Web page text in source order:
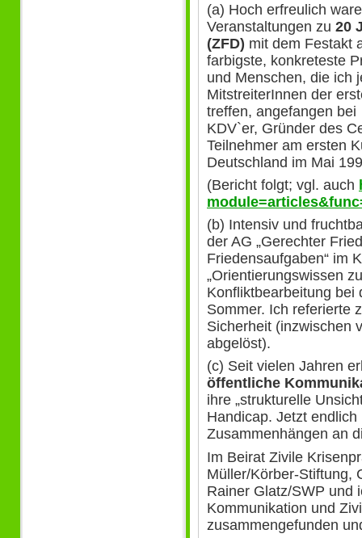
(a) Hoch erfreulich
Veranstaltungen zu 20
(ZFD) mit dem Festakt
farbigste, konkreteste
und Menschen, die ich
MitstreiterInnen der
treffen, angefangen
KDV`er, Gründer des
Teilnehmer am ersten
Deutschland im Mai
(Bericht folgt; vgl. auch
(b) Intensiv und
der AG „Gerechter
Friedensaufgaben“ im
„Orientierungswissen
Konfliktbearbeitung bei
Sommer. Ich referierte
Sicherheit (inzwischen
abgelöst).
(c) Seit vielen Jahren
öffentliche
ihre „strukturelle
Handicap. Jetzt
Zusammenhängen an
Im Beirat Zivile
Müller/Körber-Stiftung,
Rainer Glatz/SWP und
Kommunikation und
zusammengefunden